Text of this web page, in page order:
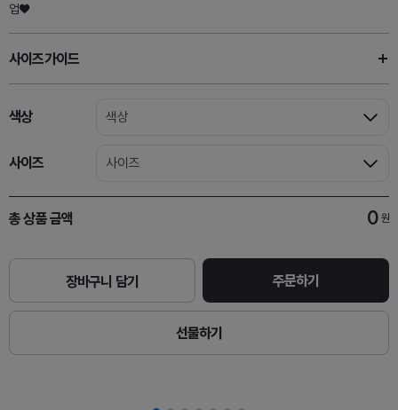
업♥
사이즈가이드
색상 색상
사이즈 사이즈
총 상품 금액 0 원
장바구니 담기 주문하기
선물하기